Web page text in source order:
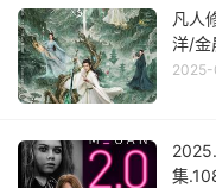
凡人
洋/金
集